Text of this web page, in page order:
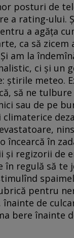
posturi de
a rating-ului.
a agăța
ca să zicem
am la
ci și un
meteo.
să ne
sau de pe
încearcă în
regizorii de
regulă să te
pentru
de
bere înainte